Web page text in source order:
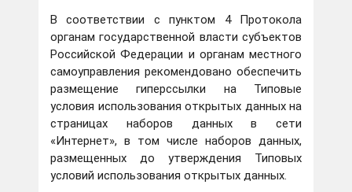
В соответствии с пунктом 4 Протокола
органам государственной власти субъектов
Российской Федерации и органам местного
самоуправления рекомендовано обеспечить
размещение гиперссылки на Типовые
условия использования открытых данных на
страницах наборов данных в сети
«Интернет», в том числе наборов данных,
размещенных до утверждения Типовых
условий использования открытых данных.